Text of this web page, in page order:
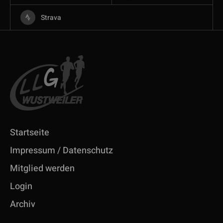
Strava
Startseite
Impressum / Datenschutz
Mitglied werden
Login
Archiv